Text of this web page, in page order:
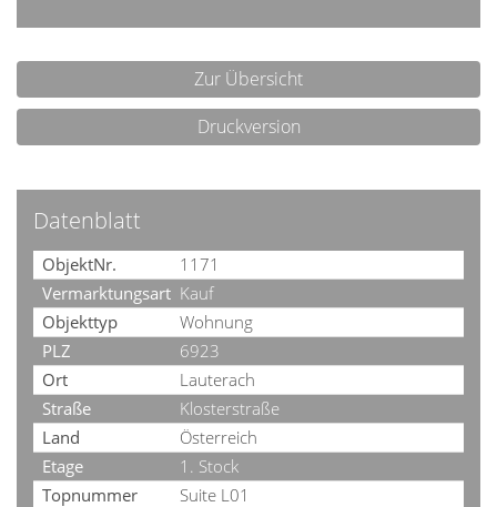
Zur Übersicht
Druckversion
Datenblatt
ObjektNr.
1171
Vermarktungsart Kauf
Objekttyp
Wohnung
PLZ
6923
Ort
Lauterach
Straße
Klosterstraße
Land
Österreich
Etage
1. Stock
Topnummer
Suite L01